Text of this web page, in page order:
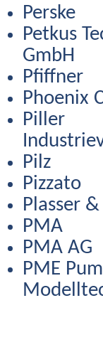
Perske
Petkus
GmbH
Pfiffner
Phoenix
Piller
Pilz
Pizzato
Plasser
PMA
PMA AG
PME